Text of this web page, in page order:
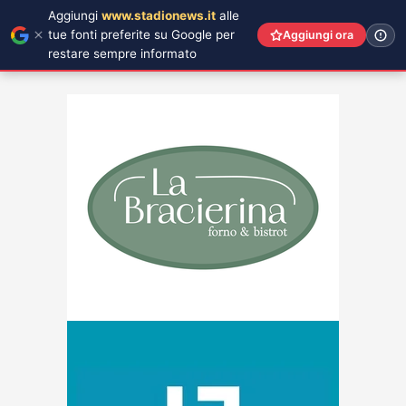
Aggiungi www.stadionews.it alle
tue fonti preferite su Google per
restare sempre informato
Aggiungi ora